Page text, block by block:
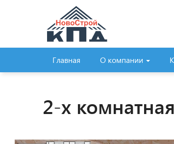
Главная О компании
2-х